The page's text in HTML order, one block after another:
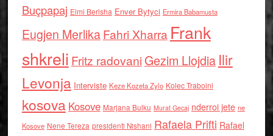
Buçpapaj Elmi Berisha Enver Bytyci Ermira Babamusta
Eugjen MerlikaFahri Xharra Frank
shkreli Fritz radovaniGezim Llojdia Ilir
Levonja Interviste Keze Kozeta Zylo Kolec Traboini
kosova Kosove Marjana Bulku Murat Gecaj nderroi jete ne
Kosove Nene Tereza presidenti Nishani Rafaela Prifti Rafael